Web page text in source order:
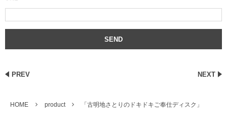
PREV NEXT
HOME product 「古明地さとりのドキドキご奉仕ディスク」